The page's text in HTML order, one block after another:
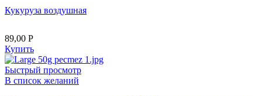
Кукуруза воздушная
89,00 Р
Купить
Быстрый просмотр
В список желаний